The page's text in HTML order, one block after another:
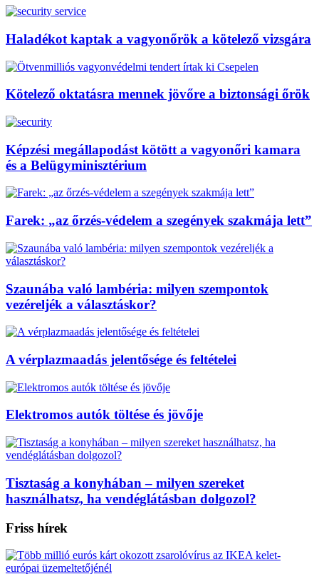
Haladékot kaptak a vagyonőrök a kötelező vizsgára
Kötelező oktatásra mennek jövőre a biztonsági őrök
Képzési megállapodást kötött a vagyonőri kamara
és a Belügyminisztérium
Farek: „az őrzés-védelem a szegények szakmája lett”
Szaunába való lambéria: milyen szempontok
vezéreljék a választáskor?
A vérplazmaadás jelentősége és feltételei
Elektromos autók töltése és jövője
Tisztaság a konyhában – milyen szereket
használhatsz, ha vendéglátásban dolgozol?
Friss hírek